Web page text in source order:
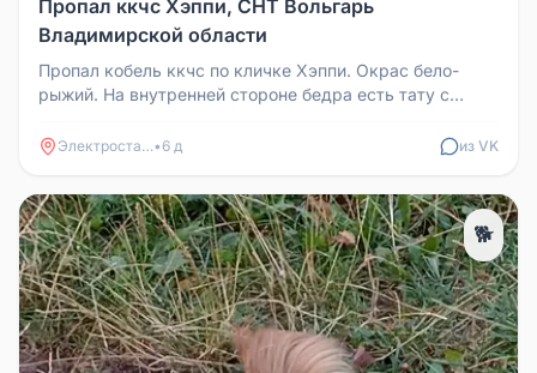
Пропал ккчс Хэппи, СНТ Вольгарь
Владимирской области
Пропал кобель ккчс по кличке Хэппи. Окрас бело-
рыжий. На внутренней стороне бедра есть тату с
Электросталь•6 д из VK
🐕